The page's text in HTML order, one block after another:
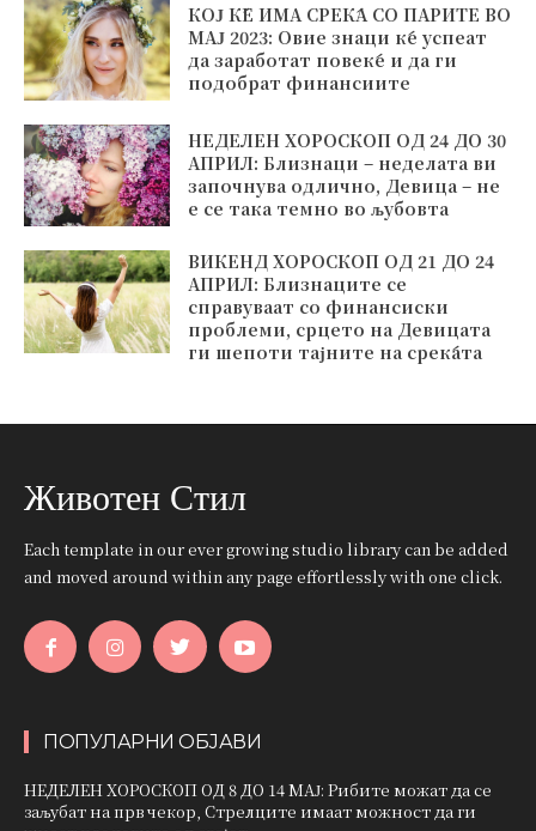
КОЈ ЌЕ ИМА СРЕЌА СО ПАРИТЕ ВО
МАЈ 2023: Овие знаци ќе успеат
да заработат повеќе и да ги
подобрат финансиите
НЕДЕЛЕН ХОРОСКОП ОД 24 ДО 30
АПРИЛ: Близнаци – неделата ви
започнува одлично, Девица – не
е се така темно во љубовта
ВИКЕНД ХОРОСКОП ОД 21 ДО 24
АПРИЛ: Близнаците се
справуваат со финансиски
проблеми, срцето на Девицата
ги шепоти тајните на среќата
Животен Стил
Each template in our ever growing studio library can be added
and moved around within any page effortlessly with one click.
ПОПУЛАРНИ ОБЈАВИ
НЕДЕЛЕН ХОРОСКОП ОД 8 ДО 14 МАЈ: Рибите можат да се
заљубат на прв чекор, Стрелците имаат можност да ги